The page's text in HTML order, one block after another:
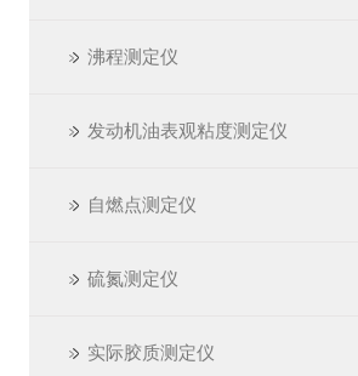
沸程测定仪
发动机油表观粘度测定仪
自燃点测定仪
硫氮测定仪
实际胶质测定仪